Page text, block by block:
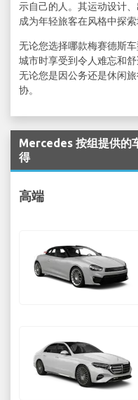
示自己的人。其运动设计
成为年轻旅客在风格中探索
无论您选择哪款梅赛德斯
城市时享受到令人难忘和
无论您是因公务还是休闲
协。
Mercedes 按组提供的
得
高端